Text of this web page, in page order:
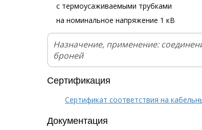
с термоусаживаемыми трубками
на номинальное напряжение 1 кВ
Назначение, применение:
броней
Сертификация
Сертификат соответствия на
Документация